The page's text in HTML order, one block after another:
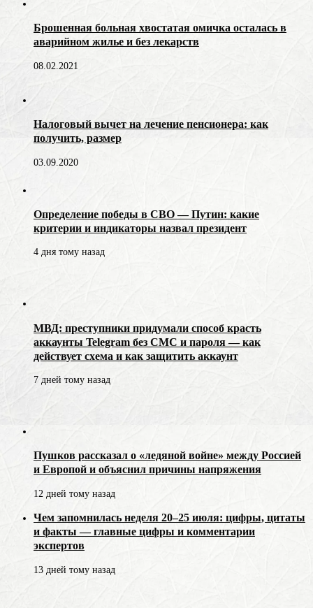
Брошенная больная хвостатая омичка осталась в
аварийном жилье и без лекарств
08.02.2021
Налоговый вычет на лечение пенсионера: как
получить, размер
03.09.2020
Определение победы в СВО — Путин: какие
критерии и индикаторы назвал президент
4 дня тому назад
МВД: преступники придумали способ красть
аккаунты Telegram без СМС и пароля — как
действует схема и как защитить аккаунт
7 дней тому назад
Пушков рассказал о «ледяной войне» между Россией
и Европой и объяснил причины напряжения
12 дней тому назад
Чем запомнилась неделя 20–25 июля: цифры, цитаты
и факты — главные цифры и комментарии
экспертов
13 дней тому назад